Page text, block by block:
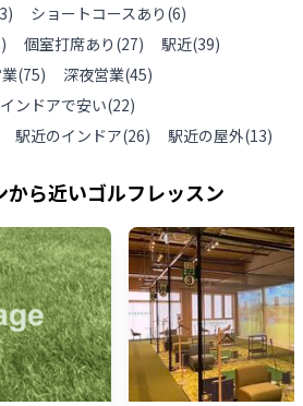
) ショートコースあり (6)
) 個室打席あり (27) 駅近(39)
(75) 深夜営業(45)
インドアで安い(22)
駅近のインドア(26) 駅近の屋外(13)
から近いゴルフレッスン